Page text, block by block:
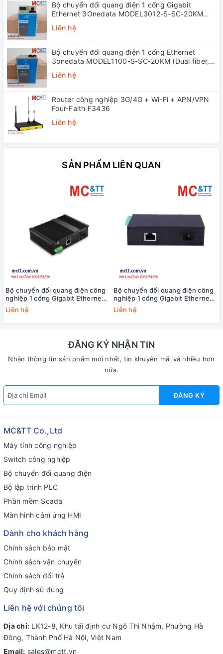
Bộ chuyển đổi quang điện 1 cổng Gigabit
Ethernet 3Onedata MODEL3012-S-SC-20KM
(Dual fiber, Single-mode, SC, 20KM)
Liên hệ
Bộ chuyển đổi quang điện 1 cổng Ethernet
3onedata MODEL1100-S-SC-20KM (Dual fiber,
Single-mode, SC, 20KM)
Liên hệ
Router công nghiệp 3G/4G + Wi-Fi + APN/VPN
Four-Faith F3436
Liên hệ
SẢN PHẨM LIÊN QUAN
Bộ chuyển đổi quang điện công
nghiệp 1 cổng Gigabit Ethernet
sang 1 cổng SFP JHA JHA-
IGS11HP
Liên hệ
Bộ chuyển đổi quang điện công
nghiệp 1 cổng Gigabit Ethernet
sang Gigabit SFP USR-6311G-
SFP
Liên hệ
ĐĂNG KÝ NHẬN TIN
Nhận thông tin sản phẩm mới nhất, tin khuyến mãi và nhiều hơn
nữa.
ĐĂNG KÝ
MC&TT Co.,Ltd
Máy tính công nghiệp
Switch công nghiệp
Bộ chuyển đổi quang điện
Bộ lập trình PLC
Phần mềm Scada
Màn hình cảm ứng HMI
Dành cho khách hàng
Chính sách bảo mật
Chính sách vận chuyển
Chính sách đổi trả
Quy định sử dụng
Liên hệ với chúng tôi
Địa chỉ: LK12-8, Khu tái định cư Ngô Thì Nhậm, Phường Hà
Đông, Thành Phố Hà Nội, Việt Nam
Email: sales@mctt.vn